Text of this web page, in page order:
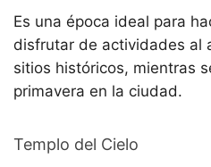
Es una época ideal para
disfrutar de actividades al
sitios históricos, mientras
primavera en la ciudad.
Templo del Cielo